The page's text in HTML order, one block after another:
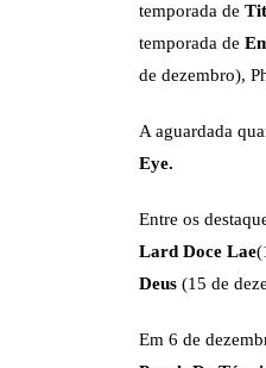
temporada de
temporada de
de dezembro),
A aguardada
Eye.
Entre os
Lard Doce Lae
Deus (15 de
Em 6 de